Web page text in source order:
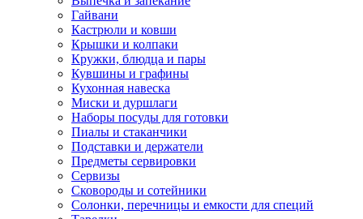
Гайвани
Кастрюли и ковши
Крышки и колпаки
Кружки, блюдца и пары
Кувшины и графины
Кухонная навеска
Миски и дуршлаги
Наборы посуды для готовки
Пиалы и стаканчики
Подставки и держатели
Предметы сервировки
Сервизы
Сковороды и сотейники
Солонки, перечницы и емкости для специй